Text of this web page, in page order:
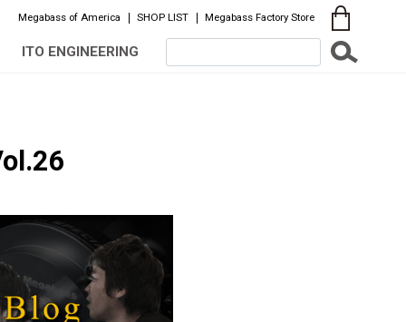
Megabass of America SHOP LIST Megabass Factory Store
ITO ENGINEERING